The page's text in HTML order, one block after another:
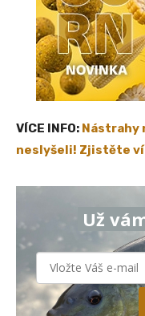
VÍCE INFO: Nástrahy
neslyšeli! Zjistěte
Už